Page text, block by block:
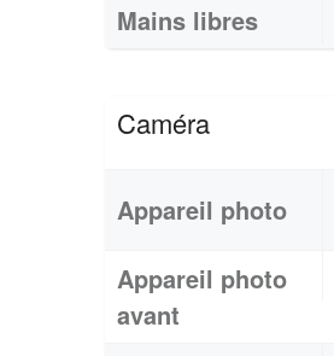
Mains libres
Caméra
Appareil photo
Appareil photo
avant